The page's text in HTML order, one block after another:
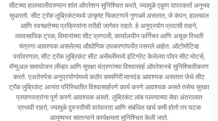
सीटच्या हालचालीदरम्यान शांत ऑपरेशन सुनिश्चित करते, ज्यामुळे एकूण वापरकर्ता अनुभव
सुधारतो. सीट ट्रॅक लुब्रिकंटमध्ये उत्कृष्ट चिकटणारे गुणधर्म असतात, जे कंपन, हालचाल
आणि स्वच्छतेच्या प्रक्रियांना तरीही जागेवर राहते. हे अनुप्रयोग प्रवासी वाहने,
व्यावसायिक ट्रक, विमानांच्या सीट प्रणाली, कार्यालयीन फर्निचर आणि अचूक स्थिती
यंत्रणा आवश्यक असलेल्या औद्योगिक उपकरणांपर्यंत पसरले आहेत. ऑटोमोटिव्ह
पर्यावरणात, सीट ट्रॅक लुब्रिकंट सीट असेंब्लीमध्ये इंटिग्रेट केलेल्या पॉवर सीट मोटर्स,
मॅन्युअल समायोजन लीव्हर आणि सुरक्षा यंत्रणांच्या विश्वासार्ह ऑपरेशनचे सुनिश्चितीकरण
करते. एअरोस्पेस अनुप्रयोगांमध्ये कठोर कामगिरी मानदंड आवश्यक असतात जेथे सीट
ट्रॅक लुब्रिकंट अत्यंत परिस्थितीत विश्वासार्हपणे कार्य करणे आवश्यक असते तसेच सुरक्षा
प्रमाणपत्रांना पूर्ण करणे आवश्यक असते. लुब्रिकंट लांब पल्ल्याच्या सेवा अंतरालात
प्रभावी राहते, ज्यामुळे दुरुस्तीची वारंवारता आणि संबंधित खर्च कमी होतो तर घटक
आयुष्यभर सातत्याने कार्यक्षमता सुनिश्चित केली जाते.